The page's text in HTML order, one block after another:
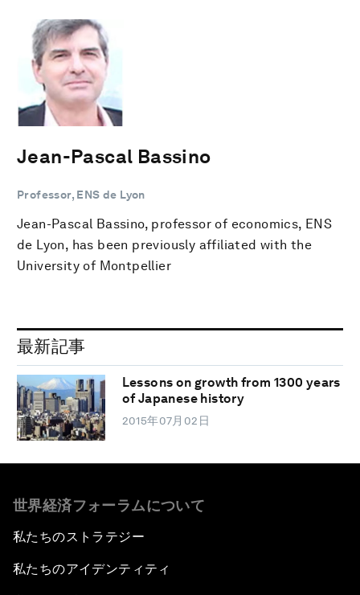
Jean-Pascal Bassino
Professor, ENS de Lyon
Jean-Pascal Bassino, professor of economics, ENS
de Lyon, has been previously affiliated with the
University of Montpellier
最新記事
Lessons on growth from 1300 years
of Japanese history
2015年07月02日
世界経済フォーラムについて
私たちのストラテジー
私たちのアイデンティティ